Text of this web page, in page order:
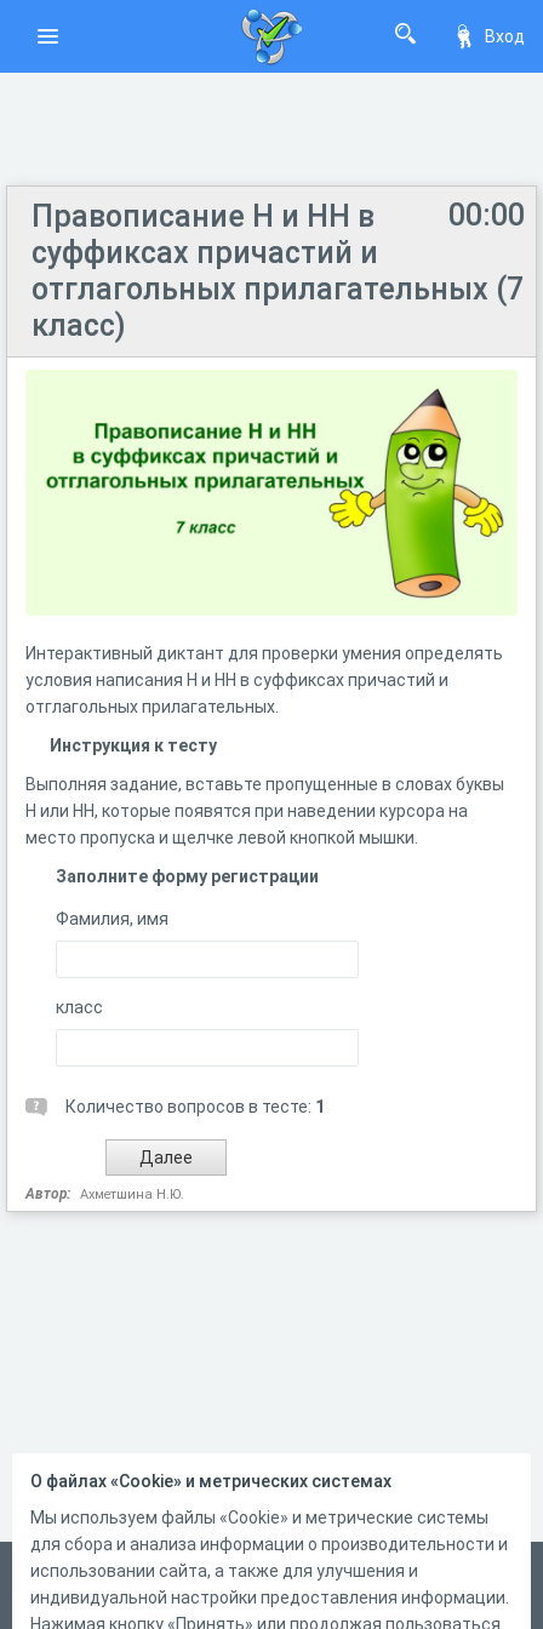
Вход
00:00
Правописание Н и НН в
суффиксах причастий и
отглагольных прилагательных (7
класс)
Интерактивный диктант для проверки умения определять
условия написания Н и НН в суффиксах причастий и
отглагольных прилагательных.
Инструкция к тесту
Выполняя задание, вставьте пропущенные в словах буквы
Н или НН, которые появятся при наведении курсора на
место пропуска и щелчке левой кнопкой мышки.
Заполните форму регистрации
Фамилия, имя
класс
Количество вопросов в тесте: 1
Автор: Ахметшина Н.Ю.
Русский
Справка
О файлах «Cookie» и метрических системах
Мы используем файлы «Cookie» и метрические системы
для сбора и анализа информации о производительности и
использовании сайта, а также для улучшения и
индивидуальной настройки предоставления информации.
Нажимая кнопку «Принять» или продолжая пользоваться